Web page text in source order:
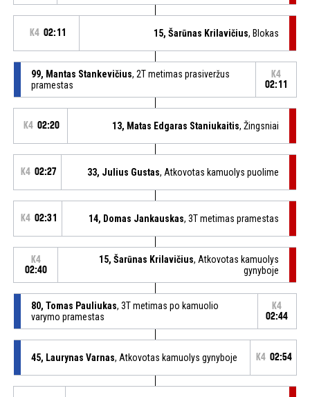
K4 02:11 15, Šarūnas Krilavičius, Blokas
99, Mantas Stankevičius, 2T metimas prasiveržus
pramestas
K4
02:11
K4 02:20 13, Matas Edgaras Staniukaitis, Žingsniai
K4 02:27 33, Julius Gustas, Atkovotas kamuolys puolime
K4 02:31 14, Domas Jankauskas, 3T metimas pramestas
K4
02:40
15, Šarūnas Krilavičius, Atkovotas kamuolys
gynyboje
80, Tomas Pauliukas, 3T metimas po kamuolio
varymo pramestas
K4
02:44
45, Laurynas Varnas, Atkovotas kamuolys gynyboje K4 02:54